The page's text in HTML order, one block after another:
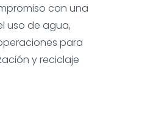
con una
uso de agua,
para
y reciclaje